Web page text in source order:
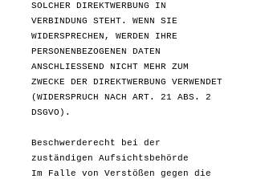
SOLCHER DIREKTWERBUNG IN
VERBINDUNG STEHT. WENN SIE
WIDERSPRECHEN, WERDEN IHRE
PERSONENBEZOGENEN DATEN
ANSCHLIESSEND NICHT MEHR ZUM
ZWECKE DER DIREKTWERBUNG VERWENDET
(WIDERSPRUCH NACH ART. 21 ABS. 2
DSGVO).
Beschwerde­recht bei der
zuständigen Aufsichts­behörde
Im Falle von Verstößen gegen die